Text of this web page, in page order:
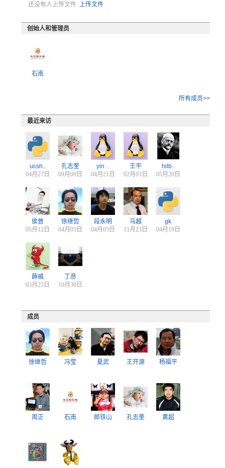
还没有人上传文件 上传文件
创始人和管理员
石南
所有成员>>
最近来访
ucsh..
04月27日
孔志奎
09月09日
yin ..
04月21日
王平
02月01日
hilb..
05月20日
侯普
05月12日
徐继哲
04月05日
段永明
04月05日
马越
11月23日
gk
04月19日
薛威
03月23日
丁彦
10月30日
成员
徐继哲 冯莹 夏武 王开源 杨福平
周正 石南 郎铁山 孔志奎 黄超